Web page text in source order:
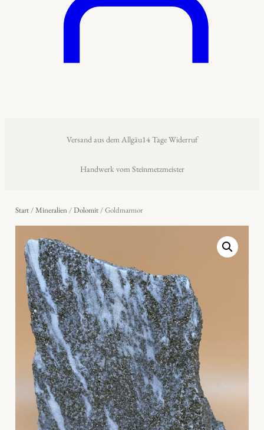
Versand aus dem Allgäu14 Tage Widerruf
Handwerk vom Steinmetzmeister
Start/Mineralien/Dolomit/ Goldmarmor